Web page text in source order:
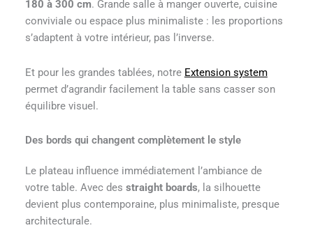
180 à 300 cm. Grande salle à manger ouverte, cuisine
conviviale ou espace plus minimaliste : les proportions
s’adaptent à votre intérieur, pas l’inverse.
Et pour les grandes tablées, notre Extension system
permet d’agrandir facilement la table sans casser son
équilibre visuel.
Des bords qui changent complètement le style
Le plateau influence immédiatement l’ambiance de
votre table. Avec des straight boards, la silhouette
devient plus contemporaine, plus minimaliste, presque
architecturale.